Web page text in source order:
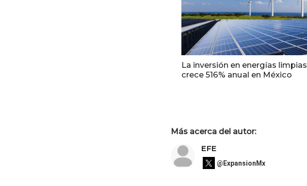
La inversión en energías limpias
crece 516% anual en México
Más acerca del autor:
EFE
@ExpansionMx